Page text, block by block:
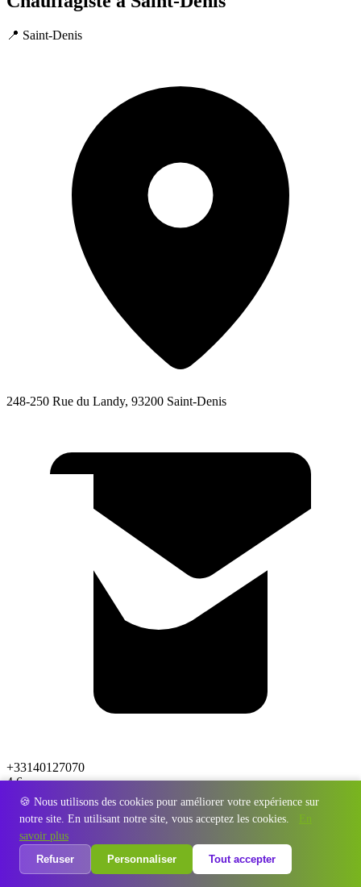
🍪 Nous utilisons des cookies pour améliorer votre expérience sur
notre site. En utilisant notre site, vous acceptez les cookies.
En
savoir plus
Refuser
Personnaliser Tout accepter
📍 Saint-Denis
248-250 Rue du Landy, 93200 Saint-Denis
+33140127070
4.6